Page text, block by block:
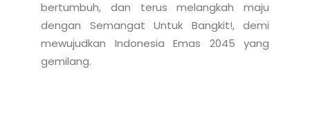
bertumbuh, dan terus melangkah maju
dengan Semangat Untuk Bangkit!, demi
mewujudkan Indonesia Emas 2045 yang